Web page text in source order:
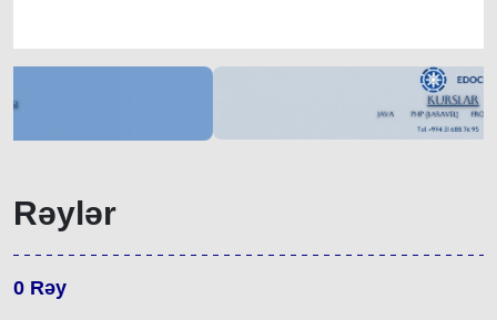
Rəylər
0 Rəy